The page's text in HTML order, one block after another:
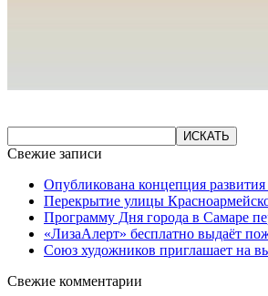
Свежие записи
Опубликована концепция
Перекрытие улицы
Программу Дня города в Самаре
«ЛизаАлерт» бесплатно выдаёт
Союз художников приглашает на
Свежие комментарии